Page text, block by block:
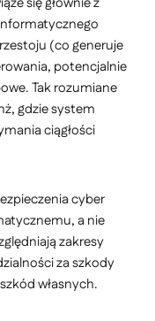
(co generuje
potencjalnie
Tak rozumiane
gdzie system
ciągłości
cyber
a nie
zakresy
za szkody
własnych.